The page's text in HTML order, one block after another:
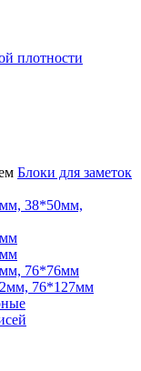
плотности
Блоки для заметок
38*50мм,
76*76мм
76*127мм